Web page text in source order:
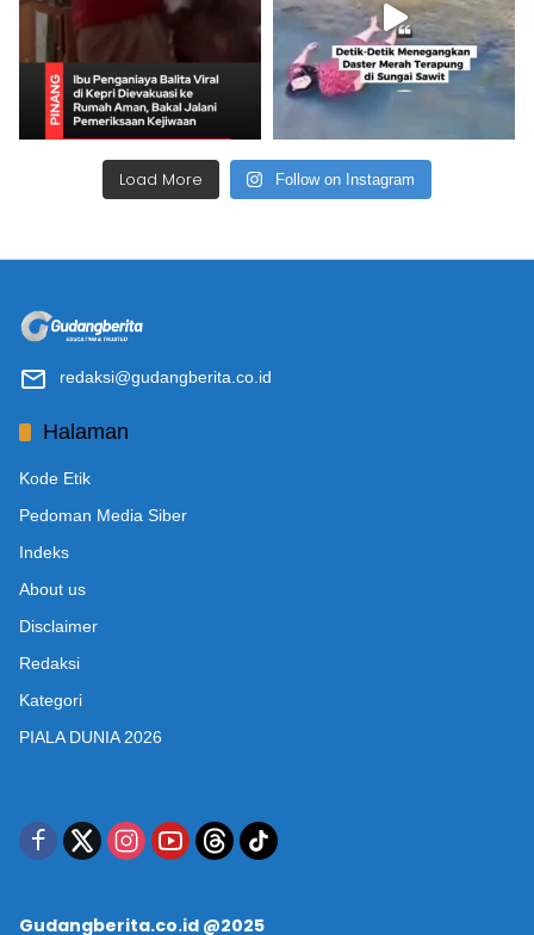
Load More Follow on Instagram
redaksi@gudangberita.co.id
Halaman
Kode Etik
Pedoman Media Siber
Indeks
About us
Disclaimer
Redaksi
Kategori
PIALA DUNIA 2026
Gudangberita.co.id @2025